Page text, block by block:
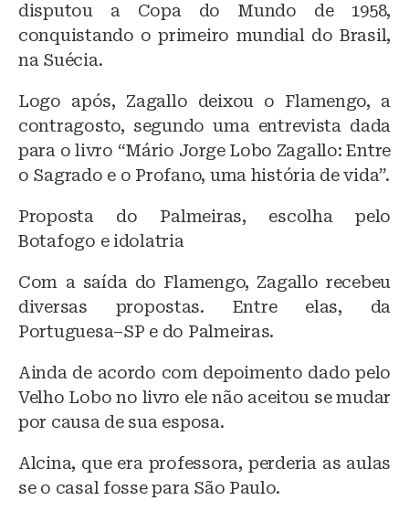
disputou a Copa do Mundo de 1958,
conquistando o primeiro mundial do Brasil,
na Suécia.
Logo após, Zagallo deixou o Flamengo, a
contragosto, segundo uma entrevista dada
para o livro “Mário Jorge Lobo Zagallo: Entre
o Sagrado e o Profano, uma história de vida”.
Proposta do Palmeiras, escolha pelo
Botafogo e idolatria
Com a saída do Flamengo, Zagallo recebeu
diversas propostas. Entre elas, da
Portuguesa–SP e do Palmeiras.
Ainda de acordo com depoimento dado pelo
Velho Lobo no livro ele não aceitou se mudar
por causa de sua esposa.
Alcina, que era professora, perderia as aulas
se o casal fosse para São Paulo.